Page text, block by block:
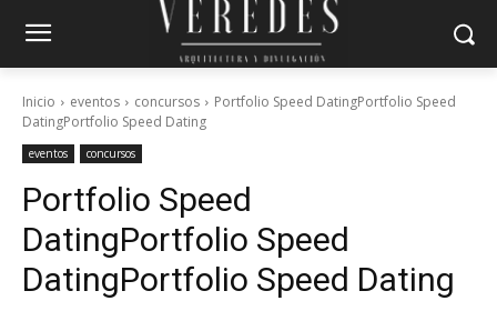
Inicio eventos concursos
Portfolio Speed DatingPortfolio Speed
DatingPortfolio Speed Dating
eventos concursos
Portfolio Speed
DatingPortfolio Speed
DatingPortfolio Speed Dating